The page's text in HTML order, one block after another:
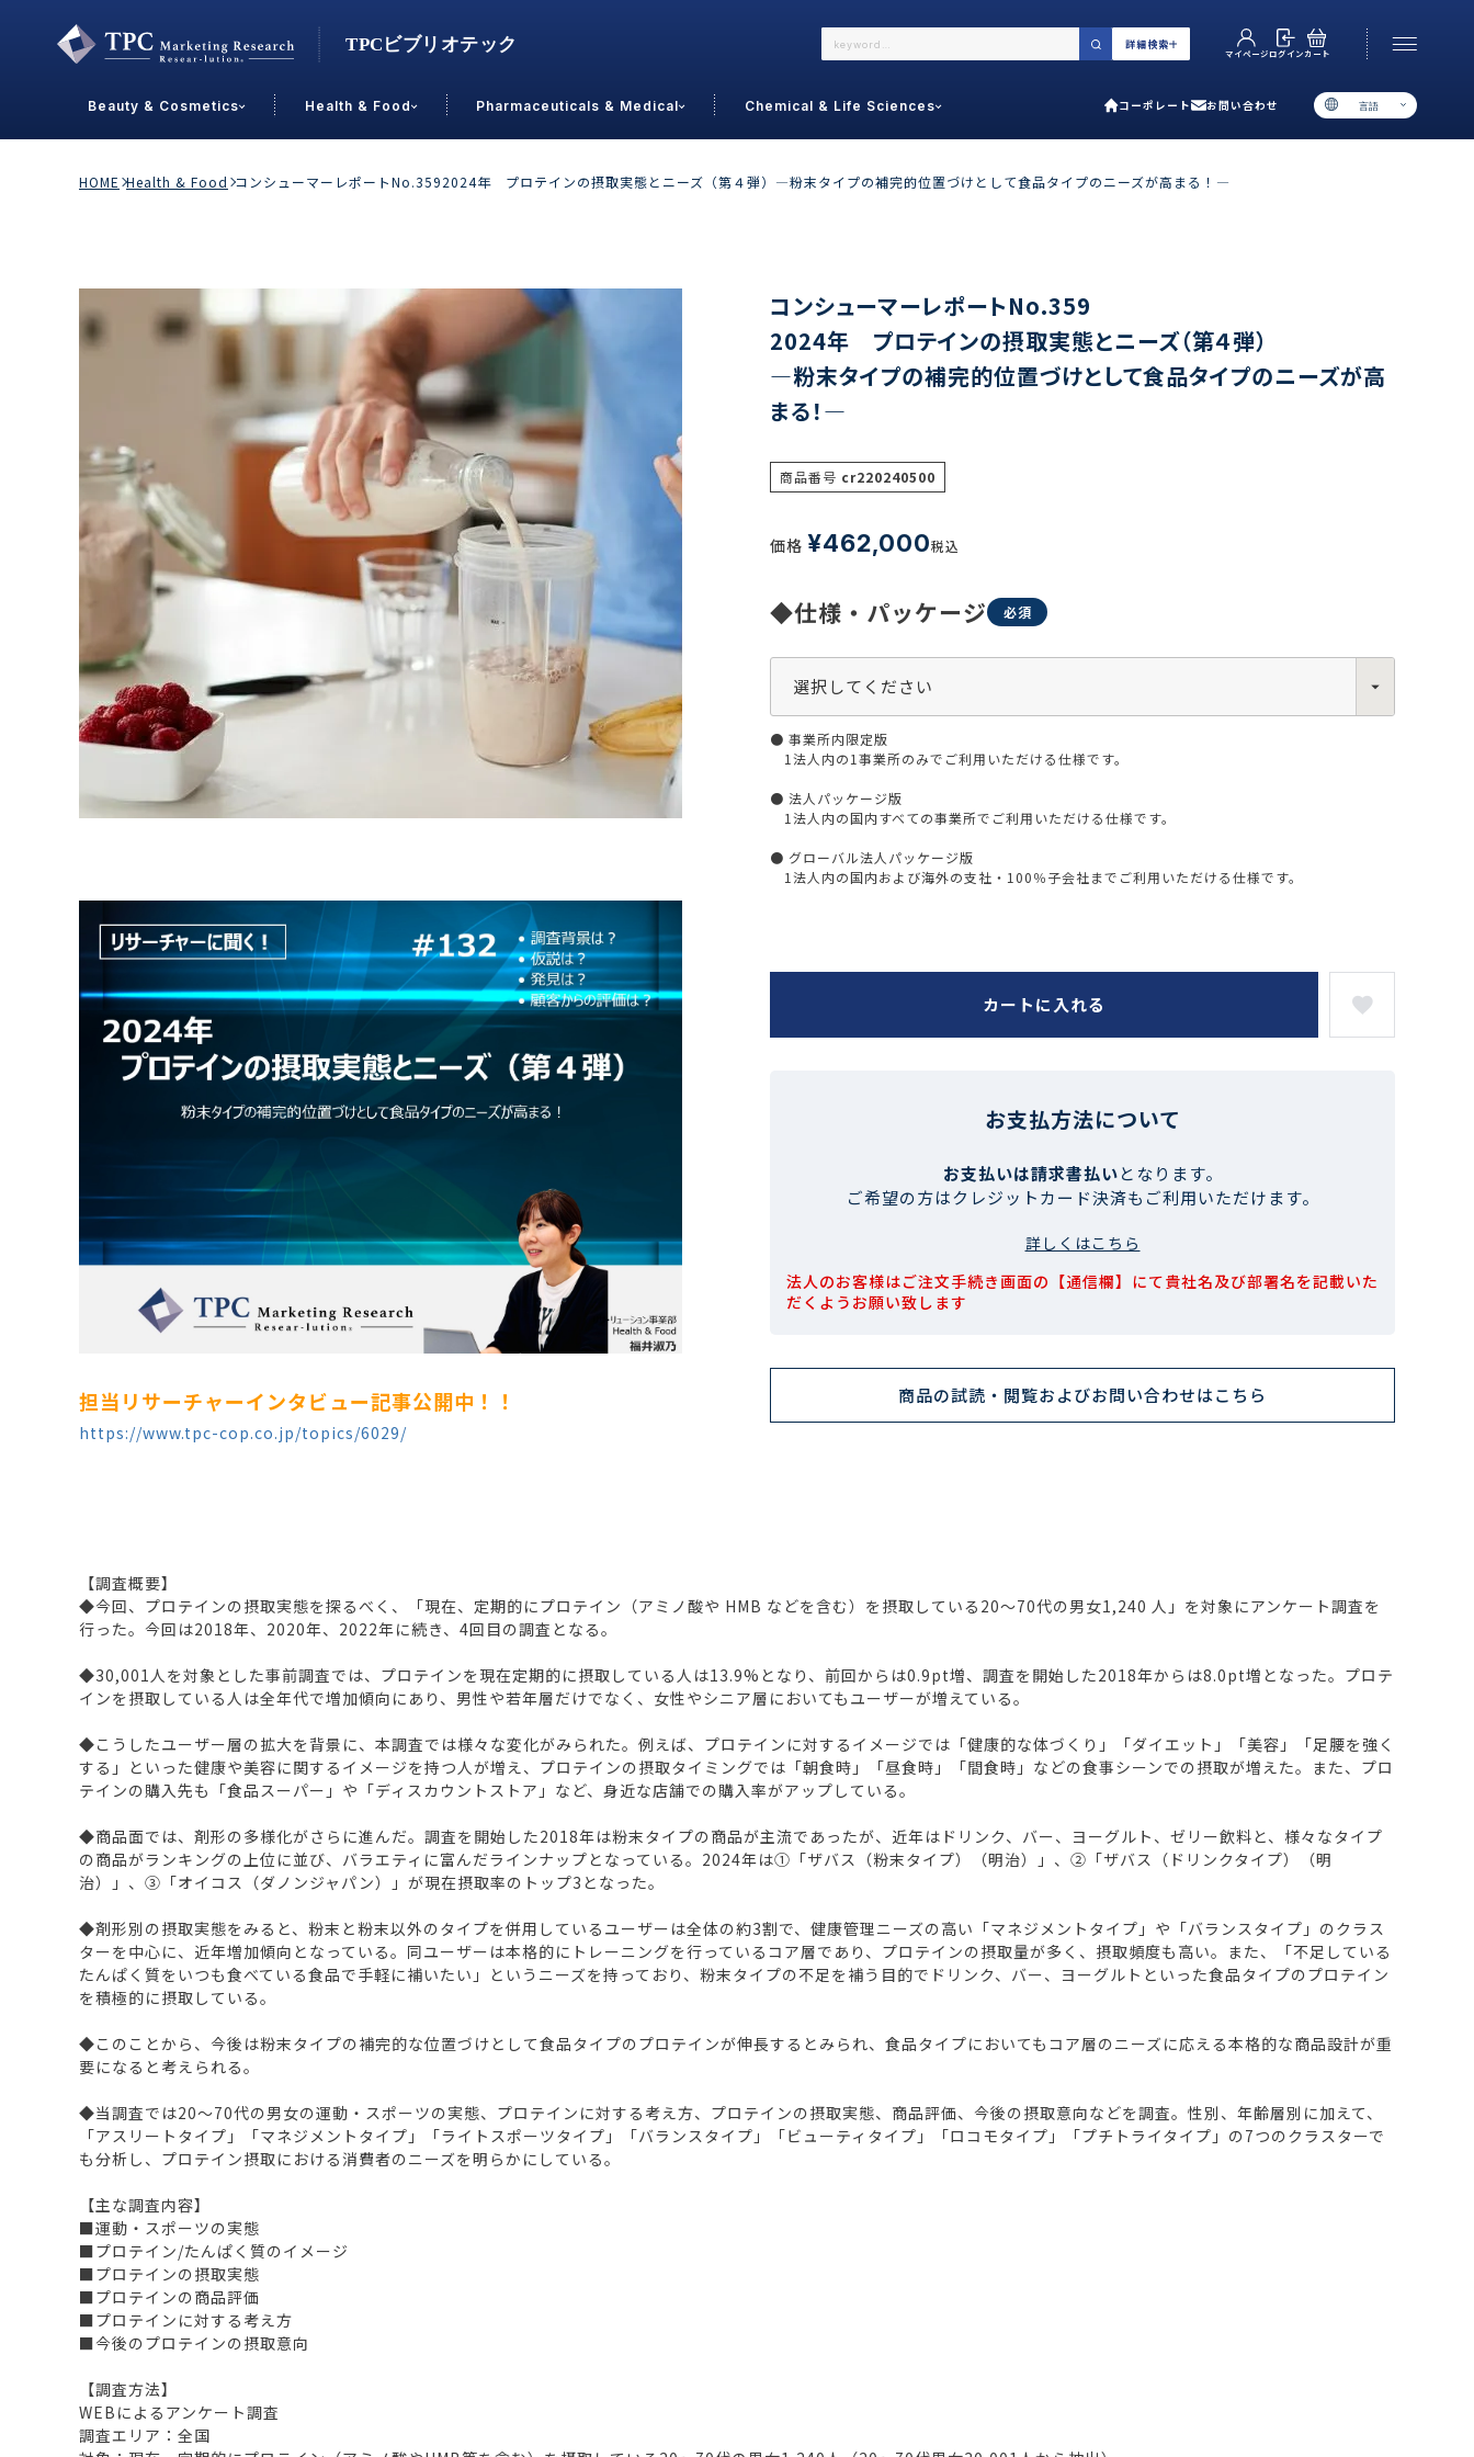
詳細検索
マイページログインカート
Beauty & Cosmetics Health & Food Pharmaceuticals & Medical Chemical & Life Sciences コーポレート お問い合わせ 言語
業界で選ぶ カテゴリで選ぶ
Contact Us 06-6538-5358
Beauty & Cosmetics
R&D
OEM
原料・素材
通販
美容室・サロン
海外
その他
Health & Food
加工食品
飲料
菓子
ＰＢＦ
冷食
食品添加物
R&D
海外
シニア
女性・フェムケア
機能性原料・素材
Pharmaceuticals & Medical
がん
精神神経
呼吸器・免疫
骨・関節
循環器・代謝
デジタル・Dtx
Chemical & Life Sciences
ファイン・スペシャリティ・原料
プラスチック・容器・包装材
電子材料
調査の種類から探す
トップ
ご利用ガイド
TEL 06-6538-5358（代表）
HOME Health & Food コンシューマーレポートNo.3592024年 プロテインの摂取実態とニーズ（第４弾）―粉末タイプの補完的位置づけとして食品タイプのニーズが高まる！―
担当リサーチャーインタビュー記事公開中！！
https://www.tpc-cop.co.jp/topics/6029/
コンシューマーレポートNo.359
2024年 プロテインの摂取実態とニーズ（第４弾）
―粉末タイプの補完的位置づけとして食品タイプのニーズが高
まる！―
商品番号 cr220240500
価格 ¥462,000税込
◆仕様・パッケージ
● 事業所内限定版
1法人内の1事業所のみでご利用いただける仕様です。
● 法人パッケージ版
1法人内の国内すべての事業所でご利用いただける仕様です。
● グローバル法人パッケージ版
1法人内の国内および海外の支社・100％子会社までご利用いただける仕様です。
カートに入れる
お支払方法について
お支払いは請求書払いとなります。
ご希望の方はクレジットカード決済もご利用いただけます。
詳しくはこちら
法人のお客様はご注文手続き画面の【通信欄】にて貴社名及び部署名を記載いた
だくようお願い致します
商品の試読・閲覧およびお問い合わせはこちら
【調査概要】
◆今回、プロテインの摂取実態を探るべく、「現在、定期的にプロテイン（アミノ酸や HMB などを含む）を摂取している20～70代の男女1,240 人」を対象にアンケート調査を
行った。今回は2018年、2020年、2022年に続き、4回目の調査となる。
◆30,001人を対象とした事前調査では、プロテインを現在定期的に摂取している人は13.9%となり、前回からは0.9pt増、調査を開始した2018年からは8.0pt増となった。プロテ
インを摂取している人は全年代で増加傾向にあり、男性や若年層だけでなく、女性やシニア層においてもユーザーが増えている。
◆こうしたユーザー層の拡大を背景に、本調査では様々な変化がみられた。例えば、プロテインに対するイメージでは「健康的な体づくり」「ダイエット」「美容」「足腰を強く
する」といった健康や美容に関するイメージを持つ人が増え、プロテインの摂取タイミングでは「朝食時」「昼食時」「間食時」などの食事シーンでの摂取が増えた。また、プロ
テインの購入先も「食品スーパー」や「ディスカウントストア」など、身近な店舗での購入率がアップしている。
◆商品面では、剤形の多様化がさらに進んだ。調査を開始した2018年は粉末タイプの商品が主流であったが、近年はドリンク、バー、ヨーグルト、ゼリー飲料と、様々なタイプ
の商品がランキングの上位に並び、バラエティに富んだラインナップとなっている。2024年は①「ザバス（粉末タイプ）（明治）」、②「ザバス（ドリンクタイプ）（明
治）」、③「オイコス（ダノンジャパン）」が現在摂取率のトップ3となった。
◆剤形別の摂取実態をみると、粉末と粉末以外のタイプを併用しているユーザーは全体の約3割で、健康管理ニーズの高い「マネジメントタイプ」や「バランスタイプ」のクラス
ターを中心に、近年増加傾向となっている。同ユーザーは本格的にトレーニングを行っているコア層であり、プロテインの摂取量が多く、摂取頻度も高い。また、「不足している
たんぱく質をいつも食べている食品で手軽に補いたい」というニーズを持っており、粉末タイプの不足を補う目的でドリンク、バー、ヨーグルトといった食品タイプのプロテイン
を積極的に摂取している。
◆このことから、今後は粉末タイプの補完的な位置づけとして食品タイプのプロテインが伸長するとみられ、食品タイプにおいてもコア層のニーズに応える本格的な商品設計が重
要になると考えられる。
◆当調査では20～70代の男女の運動・スポーツの実態、プロテインに対する考え方、プロテインの摂取実態、商品評価、今後の摂取意向などを調査。性別、年齢層別に加えて、
「アスリートタイプ」「マネジメントタイプ」「ライトスポーツタイプ」「バランスタイプ」「ビューティタイプ」「ロコモタイプ」「プチトライタイプ」の7つのクラスターで
も分析し、プロテイン摂取における消費者のニーズを明らかにしている。
【主な調査内容】
■運動・スポーツの実態
■プロテイン/たんぱく質のイメージ
■プロテインの摂取実態
■プロテインの商品評価
■プロテインに対する考え方
■今後のプロテインの摂取意向
【調査方法】
WEBによるアンケート調査
調査エリア：全国